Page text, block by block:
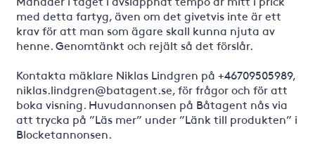
med detta fartyg, även om det givetvis inte är ett
krav för att man som ägare skall kunna njuta av
henne. Genomtänkt och rejält så det förslår.
Kontakta mäklare Niklas Lindgren på +46709505989,
niklas.lindgren@batagent.se, för frågor och för att
boka visning. Huvudannonsen på Båtagent nås via
att trycka på ”Läs mer” under ”Länk till produkten” i
Blocketannonsen.